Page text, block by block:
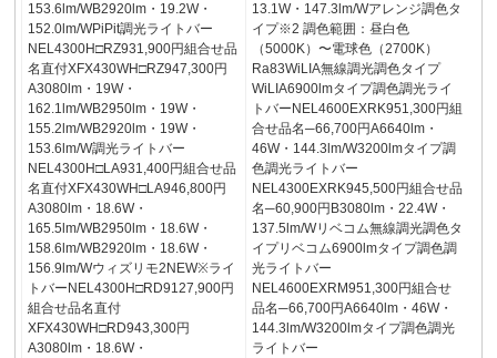
153.6lm/WB2920lm・19.2W・
152.0lm/WPiPit調光ライトバー
NEL4300H□RZ931,900円組合せ品
名直付XFX430WH□RZ947,300円
A3080lm・19W・
162.1lm/WB2950lm・19W・
155.2lm/WB2920lm・19W・
153.6lm/W調光ライトバー
NEL4300H□LA931,400円組合せ品
名直付XFX430WH□LA946,800円
A3080lm・18.6W・
165.5lm/WB2950lm・18.6W・
158.6lm/WB2920lm・18.6W・
156.9lm/Wウィズリモ2NEW※ライ
トバーNEL4300H□RD9127,900円
組合せ品名直付
XFX430WH□RD943,300円
A3080lm・18.6W・
13.1W・147.3lm/Wアレンジ調色タ
イプ※2 調色範囲：昼白色
（5000K）〜電球色（2700K）
Ra83WiLIA無線調光調色タイプ
WiLIA6900lmタイプ調色調光ライ
トバーNEL4600EXRK951,300円組
合せ品名─66,700円A6640lm・
46W・144.3lm/W3200lmタイプ調
色調光ライトバー
NEL4300EXRK945,500円組合せ品
名─60,900円B3080lm・22.4W・
137.5lm/Wリベコム無線調光調色タ
イプリベコム6900lmタイプ調色調
光ライトバー
NEL4600EXRM951,300円組合せ
品名─66,700円A6640lm・46W・
144.3lm/W3200lmタイプ調色調光
ライトバー